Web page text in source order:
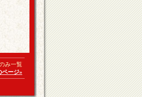
み一覧
ページ»